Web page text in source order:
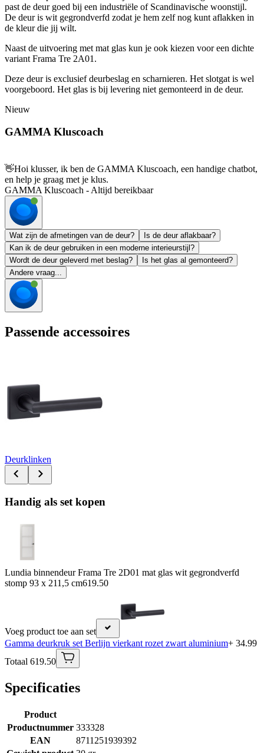
past de deur goed bij een industriële of Scandinavische woonstijl.
De deur is wit gegrondverfd zodat je hem zelf nog kunt aflakken in
de kleur die jij wilt.
Naast de uitvoering met mat glas kun je ook kiezen voor een dichte
variant Frama Tre 2A01.
Deze deur is exclusief deurbeslag en scharnieren. Het slotgat is wel
voorgeboord. Het glas is bij levering niet gemonteerd in de deur.
Nieuw
GAMMA Kluscoach
👋Hoi klusser, ik ben de GAMMA Kluscoach, een handige chatbot,
en help je graag met je klus.
GAMMA Kluscoach - Altijd bereikbaar
Wat zijn de afmetingen van de deur?
Is de deur aflakbaar?
Kan ik de deur gebruiken in een moderne interieurstijl?
Wordt de deur geleverd met beslag?
Is het glas al gemonteerd?
Andere vraag...
Passende accessoires
Deurklinken
Handig als set kopen
Lundia binnendeur Frama Tre 2D01 mat glas wit gegrondverfd
stomp 93 x 211,5 cm619.50
Voeg product toe aan set
Gamma deurkruk set Berlijn vierkant rozet zwart aluminium+ 34.99
Totaal 619.50
Specificaties
Product
Productnummer 333328
EAN
8711251939392